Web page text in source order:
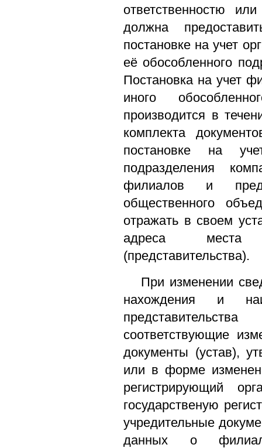
ответственностю
должна
постановке на учет
её обособленного
Постановка на учет
иного
производится в
комплекта
постановке на
подразделения
филиалов и
общественного
отражать в своем
адреса места
(представительства).
При изменении
нахождения и
соответствующие
документы (устав),
или в форме
регистрирующий
государственую
учредительные
данных о